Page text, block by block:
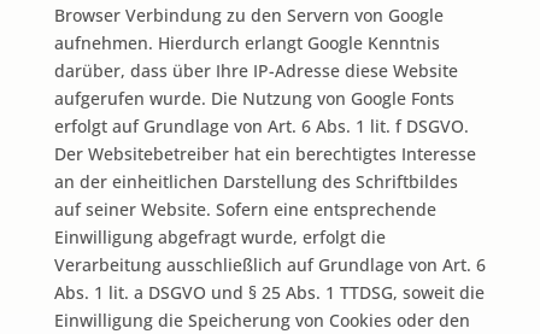
Browser Verbindung zu den Servern von Google
aufnehmen. Hierdurch erlangt Google Kenntnis
darüber, dass über Ihre IP-Adresse diese Website
aufgerufen wurde. Die Nutzung von Google Fonts
erfolgt auf Grundlage von Art. 6 Abs. 1 lit. f DSGVO.
Der Websitebetreiber hat ein berechtigtes Interesse
an der einheitlichen Darstellung des Schriftbildes
auf seiner Website. Sofern eine entsprechende
Einwilligung abgefragt wurde, erfolgt die
Verarbeitung ausschließlich auf Grundlage von Art. 6
Abs. 1 lit. a DSGVO und § 25 Abs. 1 TTDSG, soweit die
Einwilligung die Speicherung von Cookies oder den